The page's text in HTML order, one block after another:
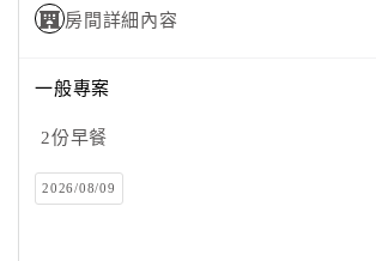
理
員
戶
房間詳細內容
一般專案
2份早餐
2026/08/09